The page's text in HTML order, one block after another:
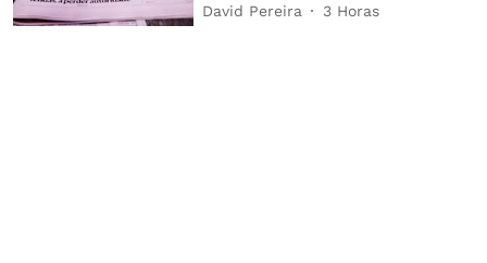
David Pereira 3 Horas